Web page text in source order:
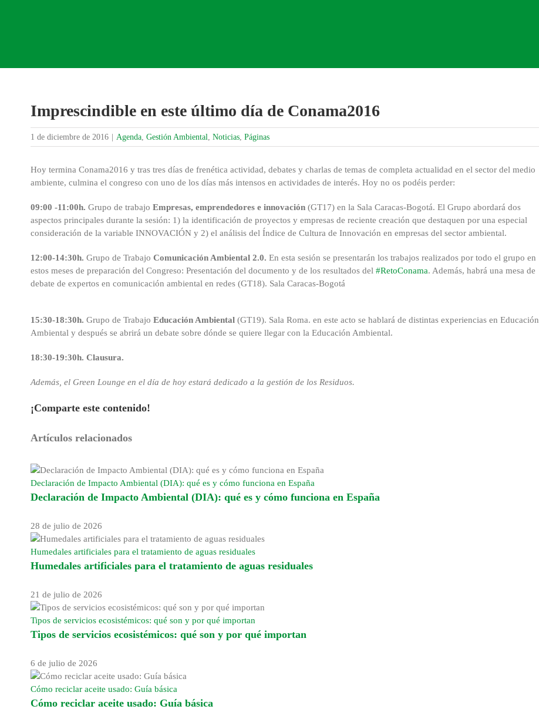
Imprescindible en este último día de Conama2016
1 de diciembre de 2016 Agenda, Gestión Ambiental, Noticias, Páginas
Hoy termina Conama2016 y tras tres días de frenética actividad, debates y charlas de temas de completa actualidad en el sector del medio
ambiente, culmina el congreso con uno de los días más intensos en actividades de interés. Hoy no os podéis perder:
09:00 -11:00h. Grupo de trabajo Empresas, emprendedores e innovación (GT17) en la Sala Caracas-Bogotá. El Grupo abordará dos
aspectos principales durante la sesión: 1) la identificación de proyectos y empresas de reciente creación que destaquen por una especial
consideración de la variable INNOVACIÓN y 2) el análisis del Índice de Cultura de Innovación en empresas del sector ambiental.
12:00-14:30h. Grupo de Trabajo Comunicación Ambiental 2.0. En esta sesión se presentarán los trabajos realizados por todo el grupo en
estos meses de preparación del Congreso: Presentación del documento y de los resultados del #RetoConama. Además, habrá una mesa de
debate de expertos en comunicación ambiental en redes (GT18). Sala Caracas-Bogotá
15:30-18:30h. Grupo de Trabajo Educación Ambiental (GT19). Sala Roma. en este acto se hablará de distintas experiencias en Educación
Ambiental y después se abrirá un debate sobre dónde se quiere llegar con la Educación Ambiental.
18:30-19:30h. Clausura.
Además, el Green Lounge en el día de hoy estará dedicado a la gestión de los Residuos.
¡Comparte este contenido!
Facebook
X
Reddit
LinkedIn
WhatsApp
Tumblr
Pinterest
Correo
electrónico
Artículos relacionados
Declaración de Impacto Ambiental (DIA): qué es y cómo funciona en España
Declaración de Impacto Ambiental (DIA): qué es y cómo funciona en España
28 de julio de 2026
Humedales artificiales para el tratamiento de aguas residuales
Humedales artificiales para el tratamiento de aguas residuales
21 de julio de 2026
Tipos de servicios ecosistémicos: qué son y por qué importan
Tipos de servicios ecosistémicos: qué son y por qué importan
6 de julio de 2026
Cómo reciclar aceite usado: Guía básica
Cómo reciclar aceite usado: Guía básica